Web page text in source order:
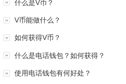
什么是V币？
V币能做什么？
如何获得V币？
什么是电话钱包？如何获得？
使用电话钱包有何好处？